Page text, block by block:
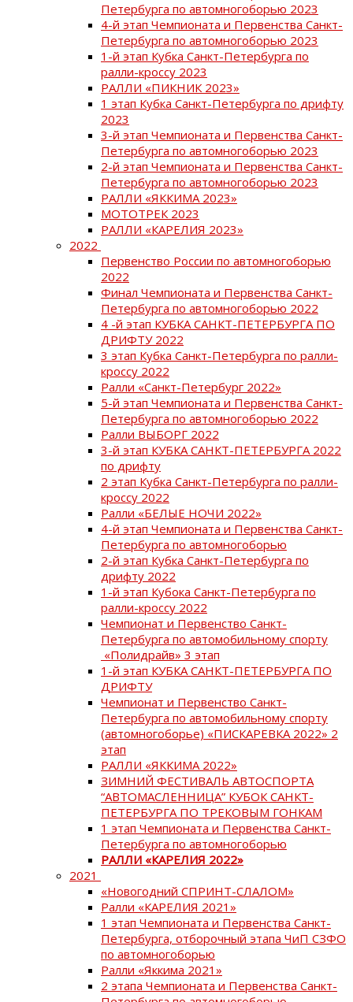
Петербурга по автомногоборью 2023
4-й этап Чемпионата и Первенства Санкт-
Петербурга по автомногоборью 2023
1-й этап Кубка Санкт-Петербурга по
ралли-кроссу 2023
РАЛЛИ «ПИКНИК 2023»
1 этап Кубка Санкт-Петербурга по дрифту
2023
3-й этап Чемпионата и Первенства Санкт-
Петербурга по автомногоборью 2023
2-й этап Чемпионата и Первенства Санкт-
Петербурга по автомногоборью 2023
РАЛЛИ «ЯККИМА 2023»
МОТОТРЕК 2023
РАЛЛИ «КАРЕЛИЯ 2023»
2022
Первенство России по автомногоборью
2022
Финал Чемпионата и Первенства Санкт-
Петербурга по автомногоборью 2022
4 -й этап КУБКА САНКТ-ПЕТЕРБУРГА ПО
ДРИФТУ 2022
3 этап Кубка Санкт-Петербурга по ралли-
кроссу 2022
Ралли «Санкт-Петербург 2022»
5-й этап Чемпионата и Первенства Санкт-
Петербурга по автомногоборью 2022
Ралли ВЫБОРГ 2022
3-й этап КУБКА САНКТ-ПЕТЕРБУРГА 2022
по дрифту
2 этап Кубка Санкт-Петербурга по ралли-
кроссу 2022
Ралли «БЕЛЫЕ НОЧИ 2022»
4-й этап Чемпионата и Первенства Санкт-
Петербурга по автомногоборью
2-й этап Кубка Санкт-Петербурга по
дрифту 2022
1-й этап Кубока Санкт-Петербурга по
ралли-кроссу 2022
Чемпионат и Первенство Санкт-
Петербурга по автомобильному спорту
«Полидрайв» 3 этап
1-й этап КУБКА САНКТ-ПЕТЕРБУРГА ПО
ДРИФТУ
Чемпионат и Первенство Санкт-
Петербурга по автомобильному спорту
(автомногоборье) «ПИСКАРЕВКА 2022» 2
этап
РАЛЛИ «ЯККИМА 2022»
ЗИМНИЙ ФЕСТИВАЛЬ АВТОСПОРТА
“АВТОМАСЛЕННИЦА” КУБОК САНКТ-
ПЕТЕРБУРГА ПО ТРЕКОВЫМ ГОНКАМ
1 этап Чемпионата и Первенства Санкт-
Петербурга по автомногоборью
РАЛЛИ «КАРЕЛИЯ 2022»
2021
«Новогодний СПРИНТ-СЛАЛОМ»
Ралли «КАРЕЛИЯ 2021»
1 этап Чемпионата и Первенства Санкт-
Петербурга, отборочный этапа ЧиП СЗФО
по автомногоборью
Ралли «Яккима 2021»
2 этапа Чемпионата и Первенства Санкт-